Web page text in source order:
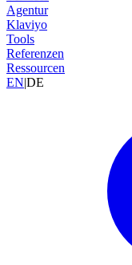
Agentur
Klaviyo
Tools
Referenzen
Ressourcen
EN|DE